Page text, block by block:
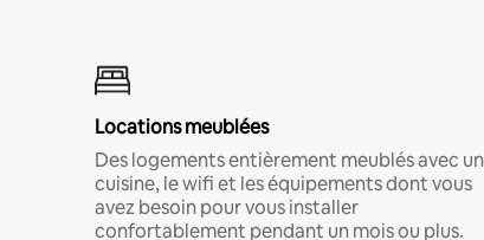
Locations meublées
Des logements entièrement meublés avec
cuisine, le wifi et les équipements dont vous
avez besoin pour vous installer
confortablement pendant un mois ou plus.